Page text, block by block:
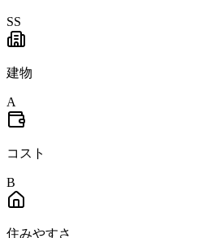
SS
建物
A
コスト
B
住みやすさ